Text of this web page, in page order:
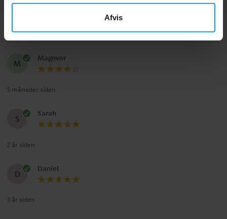
Afvis
vurderinger
1 ☆
Anmeldelser (3)
M
Magnvor
5 måneder siden
S
Sarah
2 år siden
D
Daniel
3 år siden